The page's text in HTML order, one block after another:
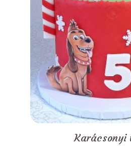
Karácsonyi